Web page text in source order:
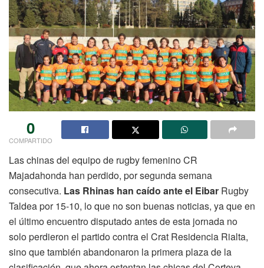
0
COMPARTIDO
Las chinas del equipo de rugby femenino CR
Majadahonda han perdido, por segunda semana
consecutiva. Las Rhinas han caído ante el Eibar Rugby
Taldea por 15-10, lo que no son buenas noticias, ya que en
el último encuentro disputado antes de esta jornada no
solo perdieron el partido contra el Crat Residencia Rialta,
sino que también abandonaron la primera plaza de la